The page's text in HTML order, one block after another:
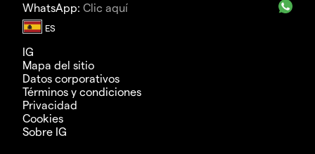
WhatsApp: Clic aquí
IG
Mapa del sitio
Datos corporativos
Términos y condiciones
Privacidad
Cookies
Sobre IG